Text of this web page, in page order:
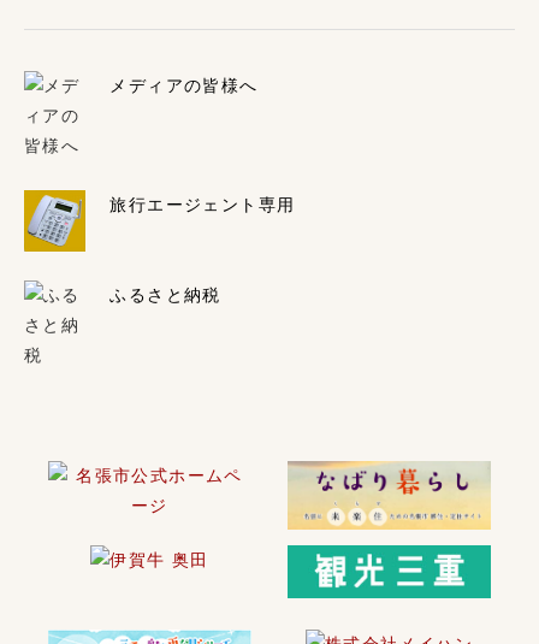
メディアの皆様へ
旅行エージェント専用
ふるさと納税